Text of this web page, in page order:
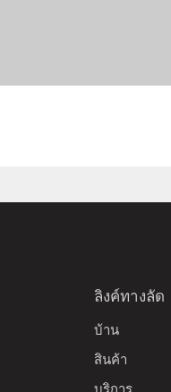
ลิงค์ทางลัด
บ้าน
สินค้า